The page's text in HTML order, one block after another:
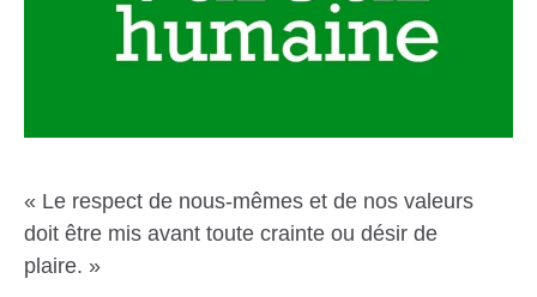
« Le respect de nous-mêmes et de nos valeurs
doit être mis avant toute crainte ou désir de
plaire. »